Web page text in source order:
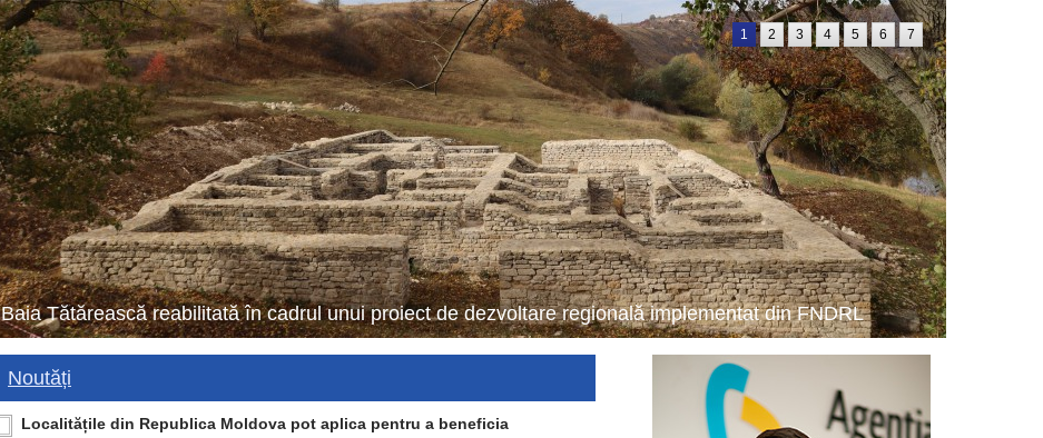
Baia Tătărească reabilitată în cadrul unui proiect de dezvoltare regională implementat din FNDRL
1 2 3 4 5 6 7
Noutăți
Localitățile din Republica Moldova pot aplica pentru a beneficia